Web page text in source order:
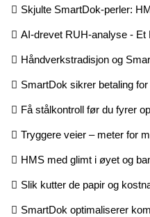
Skjulte SmartDok-perler:
AI-drevet RUH-analyse -
Håndverkstradisjon og
SmartDok sikrer betaling for
Få stålkontroll før du fyrer
Tryggere veier – meter for
HMS med glimt i øyet og
Slik kutter de papir og
SmartDok optimaliserer